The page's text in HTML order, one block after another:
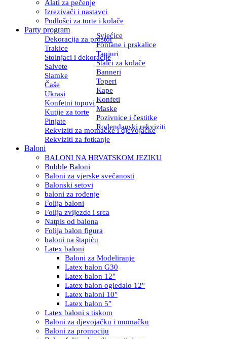
Alati za pečenje
Izrezivači i nastavci
Podlošci za torte i kolače
Party program
Dekoracija za prostor
Svjećice
Trakice
Fontane i prskalice
Stolnjaci i dekoracije
Tanjuri
Salvete
Stalci za kolače
Slamke
Banneri
Čaše
Toperi
Ukrasi
Kape
Konfetni topovi Konfeti
Kutije za torte
Maske
Pinjate
Pozivnice i čestitke
Rekviziti za momačke i djevojačke
Rođendanski rekviziti
Rekviziti za fotkanje
Baloni
BALONI NA HRVATSKOM JEZIKU
Bubble Baloni
Baloni za vjerske svečanosti
Balonski setovi
baloni za rođenje
Folija baloni
Folija zvijezde i srca
Natpis od balona
Folija balon figura
baloni na štapiću
Latex baloni
Baloni za Modeliranje
Latex balon G30
Latex balon 12″
Latex balon ogledalo 12″
Latex baloni 10″
Latex balon 5″
Latex baloni s tiskom
Baloni za djevojačku i momačku
Baloni za promociju